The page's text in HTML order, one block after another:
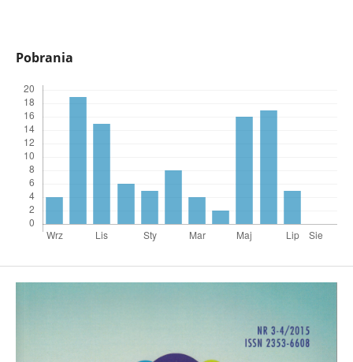
Pobrania